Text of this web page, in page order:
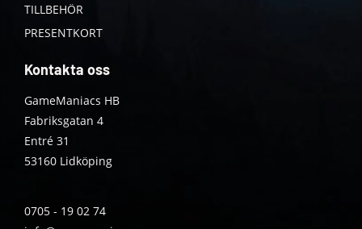
TILLBEHÖR
PRESENTKORT
Kontakta oss
GameManiacs HB
Fabriksgatan 4
Entré 31
53160 Lidköping
0705 - 19 02 74